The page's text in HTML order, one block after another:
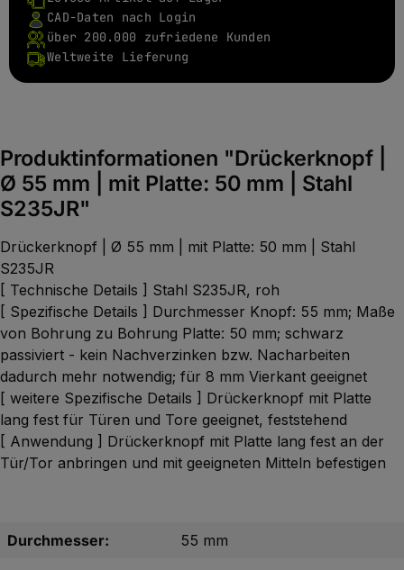
CAD-Daten nach Login
über 200.000 zufriedene Kunden
Weltweite Lieferung
Produktinformationen "Drückerknopf |
Ø 55 mm | mit Platte: 50 mm | Stahl
S235JR"
Drückerknopf | Ø 55 mm | mit Platte: 50 mm | Stahl
S235JR
[ Technische Details ] Stahl S235JR, roh
[ Spezifische Details ] Durchmesser Knopf: 55 mm; Maße
von Bohrung zu Bohrung Platte: 50 mm; schwarz
passiviert - kein Nachverzinken bzw. Nacharbeiten
dadurch mehr notwendig; für 8 mm Vierkant geeignet
[ weitere Spezifische Details ] Drückerknopf mit Platte
lang fest für Türen und Tore geeignet, feststehend
[ Anwendung ] Drückerknopf mit Platte lang fest an der
Tür/Tor anbringen und mit geeigneten Mitteln befestigen
Durchmesser:
55 mm